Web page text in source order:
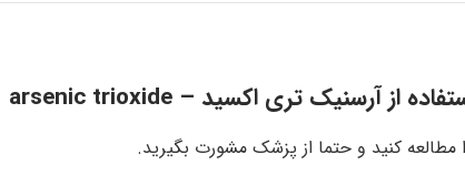
از آرسنیک تری اکسید – arsenic trioxide
کنید و حتما از پزشک مشورت بگیرید.